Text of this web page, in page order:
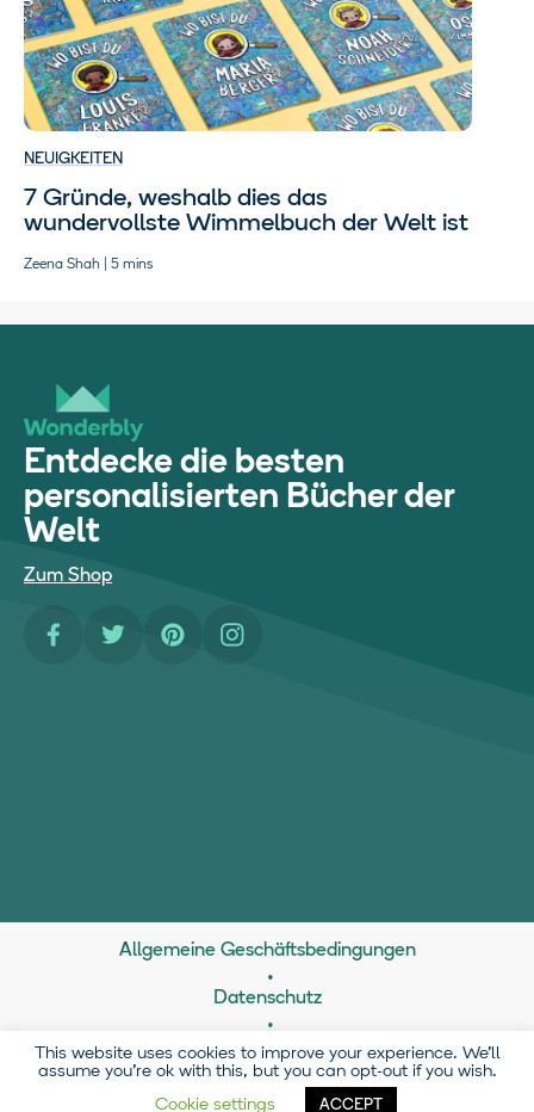
NEUIGKEITEN
7 Gründe, weshalb dies das
wundervollste Wimmelbuch der Welt ist
Zeena Shah | 5 mins
Entdecke die besten
personalisierten Bücher der
Welt
Zum Shop
Allgemeine Geschäftsbedingungen
Datenschutz
21 Brownlow Mews, London, WC1N 2LD
Lostmy.name Ltd (trading as Wonderbly, Reg Co.
This website uses cookies to improve your experience. We'll
assume you're ok with this, but you can opt-out if you wish.
Cookie settings
ACCEPT